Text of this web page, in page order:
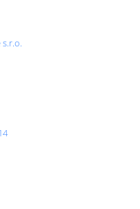
s.r.o.